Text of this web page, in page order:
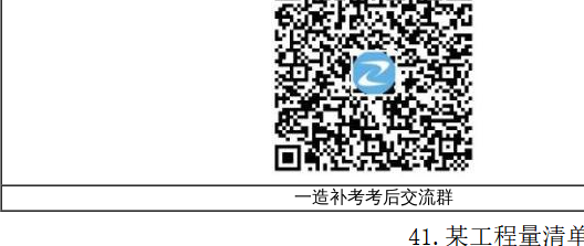
一造补考考后交流群